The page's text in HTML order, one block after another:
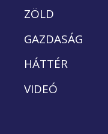
ZÖLD
GAZDASÁG
HÁTTÉR
VIDEÓ